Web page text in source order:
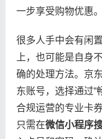
一步享受购物优惠。
很多人手中会有闲
上，也可能是自身
确的处理方法。京
东账号，选择通过“
合规运营的专业卡
只需在微信小程序